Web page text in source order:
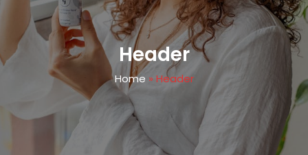
Header
Home » Header